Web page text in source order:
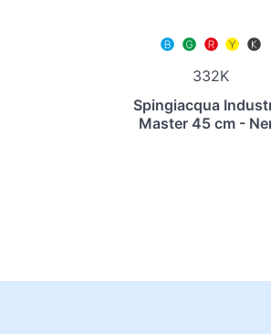
332K
Spingiacqua
Master 45 cm -